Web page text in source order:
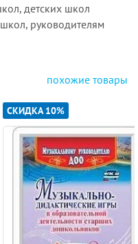
детских школ
руководителям
похожие товары
СКИДКА 10%